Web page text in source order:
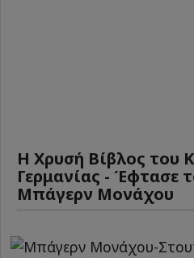
Η Χρυσή Βίβλος του
Γερμανίας - Έφτασε
Μπάγερν Μονάχου